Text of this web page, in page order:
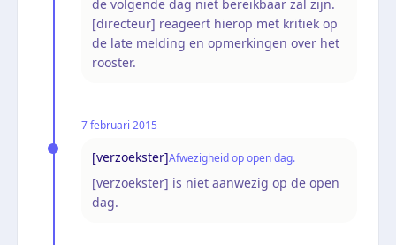
de volgende dag niet bereikbaar zal zijn.
[directeur] reageert hierop met kritiek op
de late melding en opmerkingen over het
rooster.
7 februari 2015
[verzoekster]Afwezigheid op open dag.
[verzoekster] is niet aanwezig op de open
dag.